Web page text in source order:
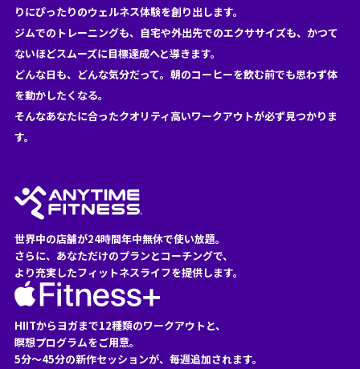
りにぴったりのウェルネス体験を創り出します。
ジムでのトレーニングも、自宅や外出先でのエクササイズも、かつて
ないほどスムーズに目標達成へと導きます。
どんな日も、どんな気分だって。朝のコーヒーを飲む前でも思わず体
を動かしたくなる。
そんなあなたに合ったクオリティ高いワークアウトが必ず見つかりま
す。
世界中の店舗が24時間年中無休で使い放題。
さらに、あなただけのプランとコーチングで、
より充実したフィットネスライフを提供します。
HIITからヨガまで12種類のワークアウトと、
瞑想プログラムをご用意。
5分〜45分の新作セッションが、毎週追加されます。